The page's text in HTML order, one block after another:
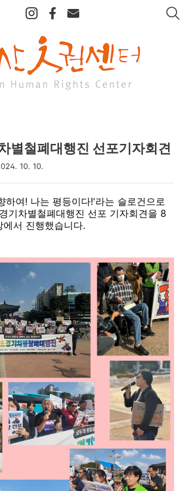
별철폐대행진 선포기자회견
10. 10.
하여! 나는 평등이다!'라는 슬로건으로
기차별철폐대행진 선포 기자회견을 8
서 진행했습니다.